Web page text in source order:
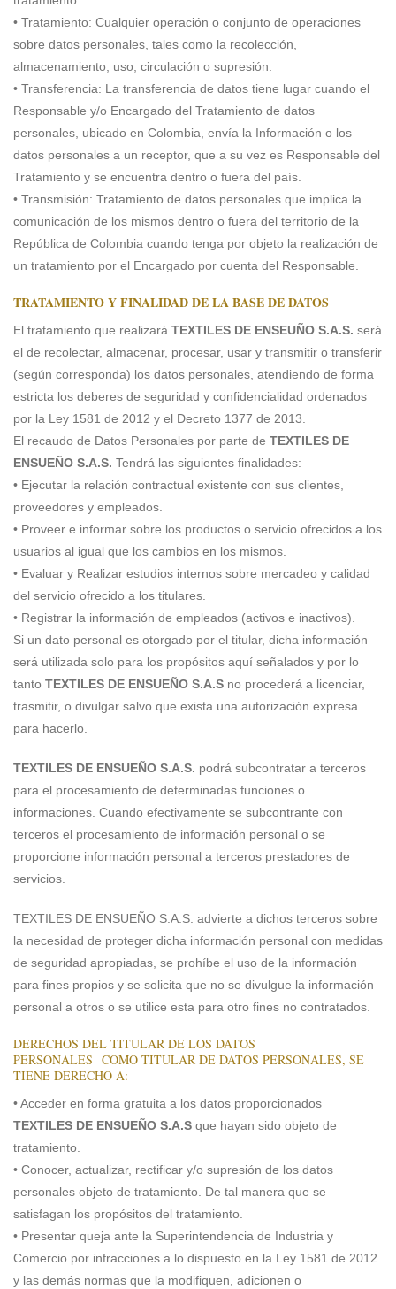
• Tratamiento: Cualquier operación o conjunto de operaciones
sobre datos personales, tales como la recolección,
almacenamiento, uso, circulación o supresión.
• Transferencia: La transferencia de datos tiene lugar cuando el
Responsable y/o Encargado del Tratamiento de datos
personales, ubicado en Colombia, envía la Información o los
datos personales a un receptor, que a su vez es Responsable del
Tratamiento y se encuentra dentro o fuera del país.
• Transmisión: Tratamiento de datos personales que implica la
comunicación de los mismos dentro o fuera del territorio de la
República de Colombia cuando tenga por objeto la realización de
un tratamiento por el Encargado por cuenta del Responsable.
TRATAMIENTO Y FINALIDAD DE LA BASE DE DATOS
El tratamiento que realizará TEXTILES DE ENSEUÑO S.A.S. será
el de recolectar, almacenar, procesar, usar y transmitir o transferir
(según corresponda) los datos personales, atendiendo de forma
estricta los deberes de seguridad y confidencialidad ordenados
por la Ley 1581 de 2012 y el Decreto 1377 de 2013.
El recaudo de Datos Personales por parte de TEXTILES DE
ENSUEÑO S.A.S. Tendrá las siguientes finalidades:
• Ejecutar la relación contractual existente con sus clientes,
proveedores y empleados.
• Proveer e informar sobre los productos o servicio ofrecidos a los
usuarios al igual que los cambios en los mismos.
• Evaluar y Realizar estudios internos sobre mercadeo y calidad
del servicio ofrecido a los titulares.
• Registrar la información de empleados (activos e inactivos).
Si un dato personal es otorgado por el titular, dicha información
será utilizada solo para los propósitos aquí señalados y por lo
tanto TEXTILES DE ENSUEÑO S.A.S no procederá a licenciar,
trasmitir, o divulgar salvo que exista una autorización expresa
para hacerlo.
TEXTILES DE ENSUEÑO S.A.S. podrá subcontratar a terceros
para el procesamiento de determinadas funciones o
informaciones. Cuando efectivamente se subcontrante con
terceros el procesamiento de información personal o se
proporcione información personal a terceros prestadores de
servicios.
TEXTILES DE ENSUEÑO S.A.S. advierte a dichos terceros sobre
la necesidad de proteger dicha información personal con medidas
de seguridad apropiadas, se prohíbe el uso de la información
para fines propios y se solicita que no se divulgue la información
personal a otros o se utilice esta para otro fines no contratados.
DERECHOS DEL TITULAR DE LOS DATOS
PERSONALES COMO TITULAR DE DATOS PERSONALES, SE
TIENE DERECHO A:
• Acceder en forma gratuita a los datos proporcionados
TEXTILES DE ENSUEÑO S.A.S que hayan sido objeto de
tratamiento.
• Conocer, actualizar, rectificar y/o supresión de los datos
personales objeto de tratamiento. De tal manera que se
satisfagan los propósitos del tratamiento.
• Presentar queja ante la Superintendencia de Industria y
Comercio por infracciones a lo dispuesto en la Ley 1581 de 2012
y las demás normas que la modifiquen, adicionen o